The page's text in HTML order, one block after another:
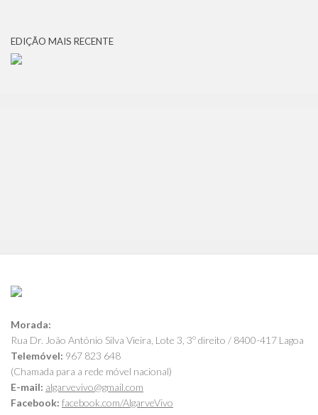
EDIÇÃO MAIS RECENTE
Morada:
Rua Dr. João António Silva Vieira, Lote 3, 3º direito / 8400-417 Lagoa
Telemóvel: 967 823 648
(Chamada para a rede móvel nacional)
E-mail: algarvevivo@gmail.com
Facebook: facebook.com/AlgarveVivo